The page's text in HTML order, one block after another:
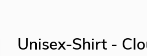
Unisex-Shirt -